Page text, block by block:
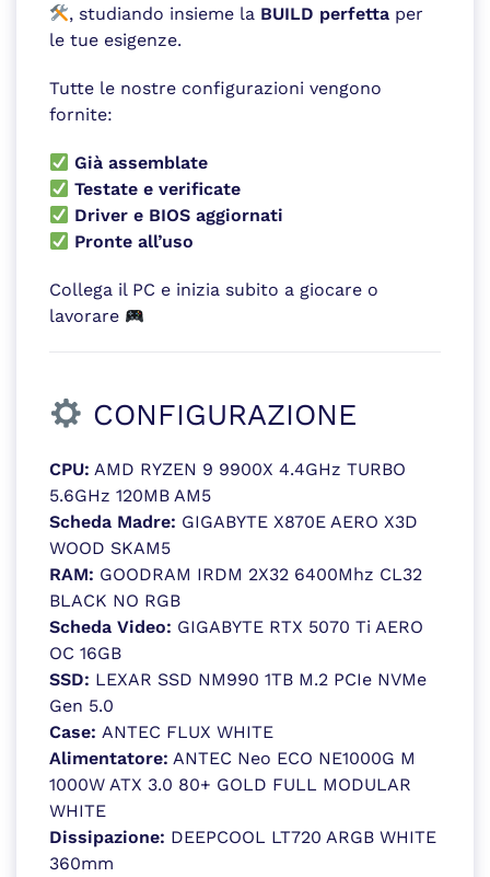
, studiando insieme la BUILD perfetta per
le tue esigenze.
Tutte le nostre configurazioni vengono
fornite:
Già assemblate
Testate e verificate
Driver e BIOS aggiornati
Pronte all’uso
Collega il PC e inizia subito a giocare o
lavorare
CONFIGURAZIONE
CPU: AMD RYZEN 9 9900X 4.4GHz TURBO
5.6GHz 120MB AM5
Scheda Madre: GIGABYTE X870E AERO X3D
WOOD SKAM5
RAM: GOODRAM IRDM 2X32 6400Mhz CL32
BLACK NO RGB
Scheda Video: GIGABYTE RTX 5070 Ti AERO
OC 16GB
SSD: LEXAR SSD NM990 1TB M.2 PCIe NVMe
Gen 5.0
Case: ANTEC FLUX WHITE
Alimentatore: ANTEC Neo ECO NE1000G M
1000W ATX 3.0 80+ GOLD FULL MODULAR
WHITE
Dissipazione: DEEPCOOL LT720 ARGB WHITE
360mm